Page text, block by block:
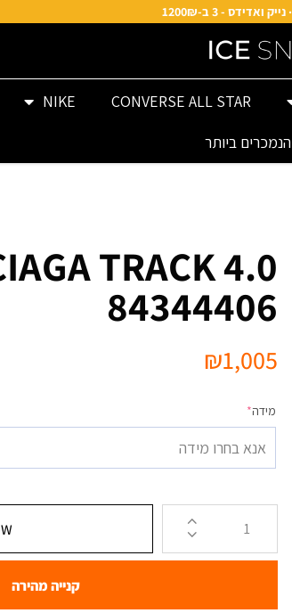
CONVERSE ALL STAR
NIKE
הנמכרים ביותר
TRACK 4.0
84344406
₪1,005
מידה*
אנא בחרו מידה
קנייה מהירה